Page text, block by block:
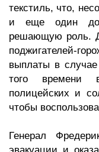
текстиль, что,
и еще один
решающую роль.
поджигателей-
выплаты в
того времени
полицейских и
чтобы
Генерал
эвакуации и